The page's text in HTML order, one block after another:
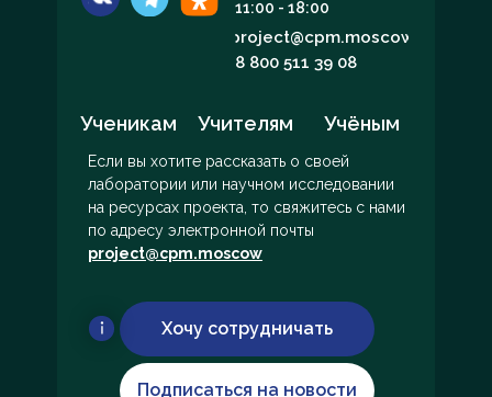
Если вы хотите рассказать о своей
лаборатории или научном исследовании
на ресурсах проекта, то свяжитесь с нами
по адресу электронной почты
project@cpm.moscow
Подписаться на новости
project@cpm.moscow
Ученикам Учителям Учёным
8 800 511 39 08
Хочу сотрудничать
11:00 - 18:00